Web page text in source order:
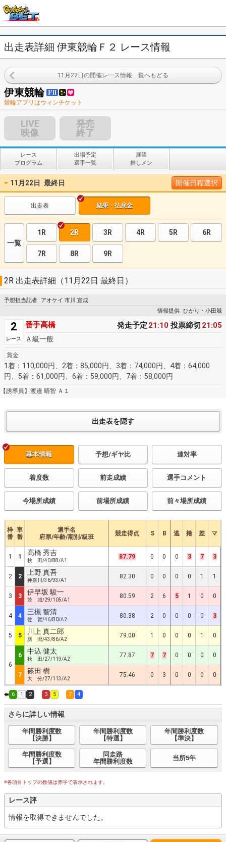
出走表詳細 伊東競輪Ｆ２ レース情報
11月22日の開催レース情報一覧へもどる
伊東競輪
競輪アプリはウィンチケット
LIVE
映像
発売
終了
レース
プログラム
出場予定
選手一覧
展望
推しメン
11月22日 最終日 開催日程選択
出走表 結果・払戻金
一覧
1R 2R 3R 4R 5R 6R
7R 8R 9R
2R 出走表詳細（11月22日 最終日）
予想担当記者
アオケイ 市川 宣成
情報提供 ひかり・小田競
2
レース
番手高橋 発走予定 21:10 投票締切 21:05
Ａ級一般
賞金
1着：110,000円、2着：85,000円、3着：74,000円、4着：64,000
円、5着：61,000円、6着：59,000円、7着：58,000円
【誘導員】渡邉 晴智 Ａ１
基本情報 予想/ギヤ比 連対率
着度数 前走成績 選手コメント
今場所成績 前場所成績 前々場所成績
枠
番
車
番
選手名
府県/年齢/期別/級班
競走得点 S B 逃 捲 差 マ
1 1 高橋 秀吉
秋 田/40/88/A1
87.79 0 0 0 3 7 3
2 2 上野 真吾
神奈川/36/93/A1
82.30 0 0 0 0 1 1
3 3 伊早坂 駿一
茨 城/29/105/A1
80.59 2 6 5 1 0 0
4 4 三槻 智清
佐 賀/46/80/A2
80.38 2 0 0 0 0 3
5 5 川上 真二郎
新 潟/43/86/A2
79.00 1 0 0 0 1 0
6
6 中込 健太
秋 田/27/119/A2
77.87 7 7 0 0 0 0
7 篠田 樹
大 分/27/113/A2
75.46 0 3 0 0 0 0
6 1 2 3 5 7 4
さらに詳しい情報
年間勝利度数
【決勝】
年間勝利度数
【特選】
年間勝利度数
【準決】
年間勝利度数
【予選】
同走路
年間勝利度数
当所5年
※各項目トップの数値は赤字で表示されます。
レース評
情報を取得できませんでした。